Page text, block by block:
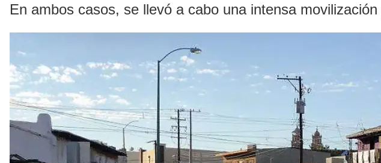
En ambos casos, se llevó a cabo una intensa